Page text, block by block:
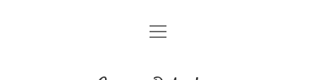
Gizlilik Politikası
menüyü